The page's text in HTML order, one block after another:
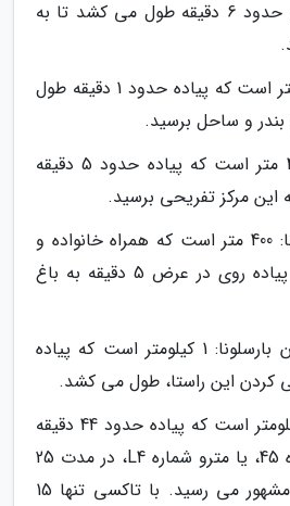
دقیقه و با تاکسی حدود 6 دقیقه طول می کشد تا به
بندر المپیک: 200 متر است که پیاده حدود 1 دقیقه طول
و ساحل برسید.
باشگاه اوپیوم: 400 متر است که پیاده حدود 5 دقیقه
مرکز تفریحی برسید.
باغ وحش بارسلونا: 400 متر است که همراه خانواده و
به راحتی با کمی پیاده روی در عرض 5 دقیقه به باغ
موزه هنرهای مدرن بارسلونا: 1 کیلومتر است که پیاده
اثر گائودی: 2.6 کیلومتر است که پیاده حدود 44 دقیقه
و با اتوبوس شماره 45، یا مترو شماره L4، در مدت 25
دقیقه به این اثر مشهور می رسید. با تاکسی تنها 15